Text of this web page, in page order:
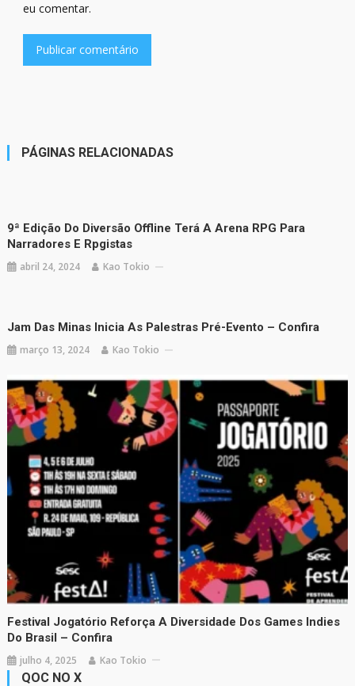
eu comentar.
PÁGINAS RELACIONADAS
9ª Edição Do Diversão Offline Terá A Arena RPG Para
Narradores E Rpgistas
abril 24, 2024 Kao Tokio
Jam Das Minas Inicia As Palestras Pré-Evento – Confira
março 13, 2024 Kao Tokio
Festival Jogatório Reforça A Diversidade Dos Games Indies
Do Brasil – Confira
julho 4, 2025 Kao Tokio
QOC NO X